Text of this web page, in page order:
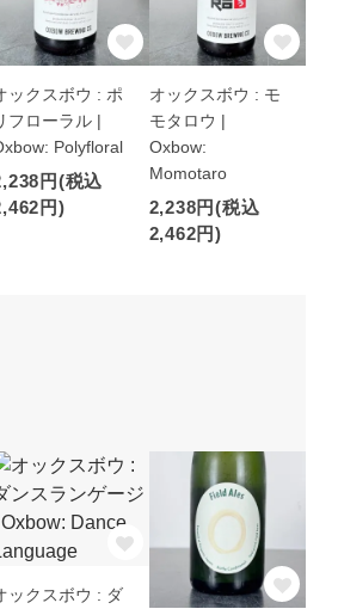
ックスボウ : ポ
フローラル |
Polyfloral
円(税込
円)
オックスボウ : モ
モタロウ |
Oxbow:
Momotaro
2,238円(税込
2,462円)
ックスボウ : ダ